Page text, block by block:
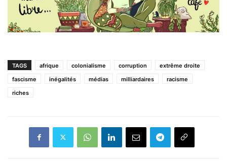
TAGS afrique colonialisme corruption
extrême droite
fascisme
inégalités médias milliardaires
racisme
riches